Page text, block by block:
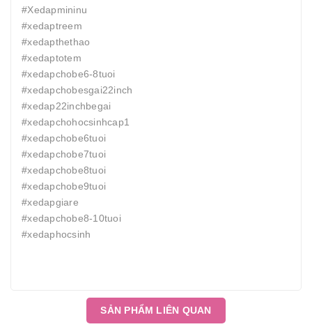
#Xedapmininu
#xedaptreem
#xedapthethao
#xedaptotem
#xedapchobe6-8tuoi
#xedapchobesgai22inch
#xedap22inchbegai
#xedapchohocsinhcap1
#xedapchobe6tuoi
#xedapchobe7tuoi
#xedapchobe8tuoi
#xedapchobe9tuoi
#xedapgiare
#xedapchobe8-10tuoi
#xedaphocsinh
SẢN PHẨM LIÊN QUAN